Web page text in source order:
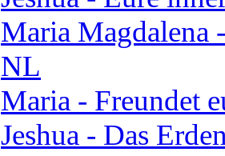
Maria Magdalena
NL
Maria - Freundet
Jeshua - Das